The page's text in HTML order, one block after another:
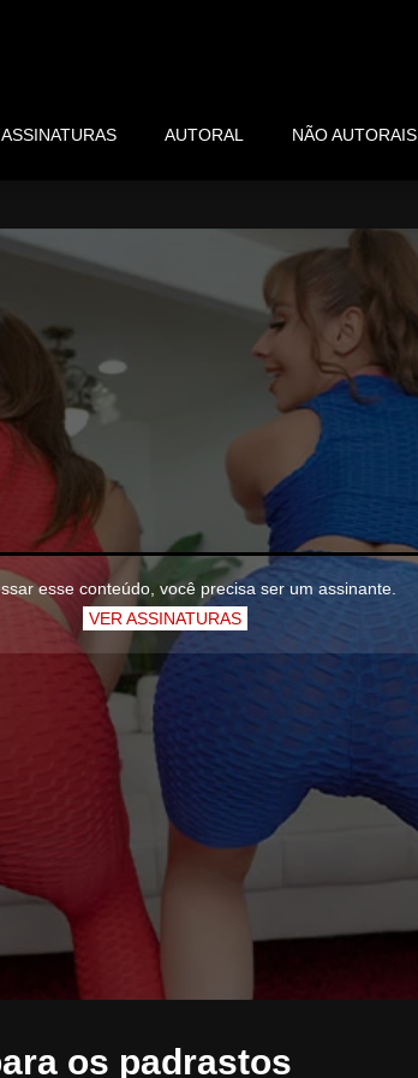
ASSINATURAS AUTORAL NÃO AUTORAIS
esse conteúdo, você precisa ser um assinante.
VER ASSINATURAS
os padrastos